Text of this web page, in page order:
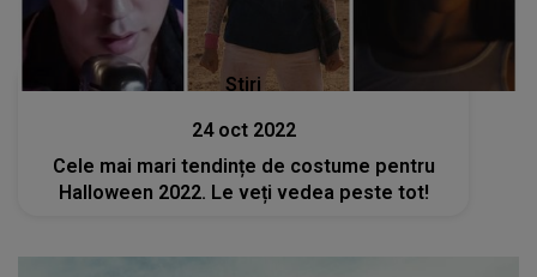
Stiri
24 oct 2022
Cele mai mari tendințe de costume pentru
Halloween 2022. Le veți vedea peste tot!